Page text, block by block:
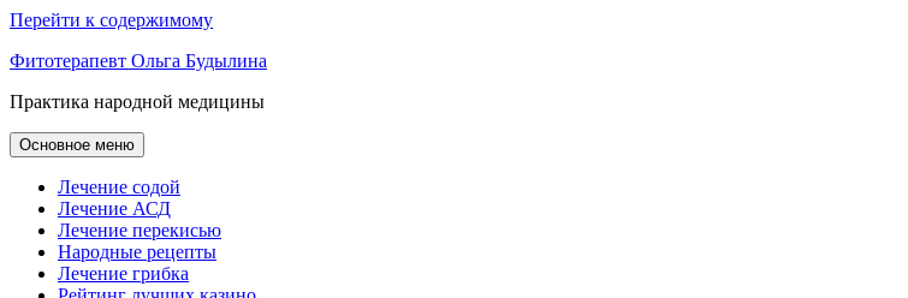
Перейти к содержимому
Фитотерапевт Ольга Будылина
Практика народной медицины
Основное меню
Лечение содой
Лечение АСД
Лечение перекисью
Народные рецепты
Лечение грибка